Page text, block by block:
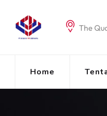
content
The
Home